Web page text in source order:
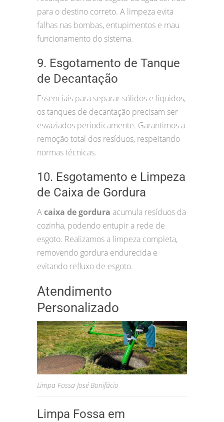
para o destino correto. A limpeza evita
falhas nas bombas, entupimentos e mau
funcionamento do sistema.
9. Esgotamento de Tanque
de Decantação
Essenciais para separar sólidos e líquidos,
os tanques de decantação precisam ser
esvaziados periodicamente. Garantimos a
remoção total dos resíduos, respeitando
normas técnicas.
10. Esgotamento e Limpeza
de Caixa de Gordura
Acaixa de gordura acumula resíduos da
cozinha, podendo entupir a rede de
esgoto. Realizamos a limpeza completa,
removendo gordura endurecida e
evitando refluxo de esgoto.
Atendimento
Personalizado
Limpa Fossa José Bonifácio
Limpa Fossa em